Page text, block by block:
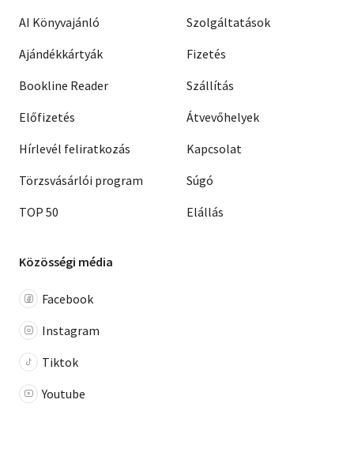
AI Könyvajánló
Ajándékkártyák
Bookline Reader
Előfizetés
Hírlevél feliratkozás
Törzsvásárlói program
TOP 50
Szolgáltatások
Fizetés
Szállítás
Átvevőhelyek
Kapcsolat
Súgó
Elállás
Közösségi média
Facebook
Instagram
Tiktok
Youtube